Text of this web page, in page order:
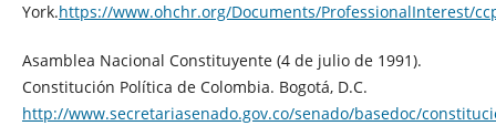
York.https://www.ohchr.org/Documents/ProfessionalInterest/
Asamblea Nacional Constituyente (4 de julio de 1991).
Constitución Política de Colombia. Bogotá, D.C.
http://www.secretariasenado.gov.co/senado/basedoc/